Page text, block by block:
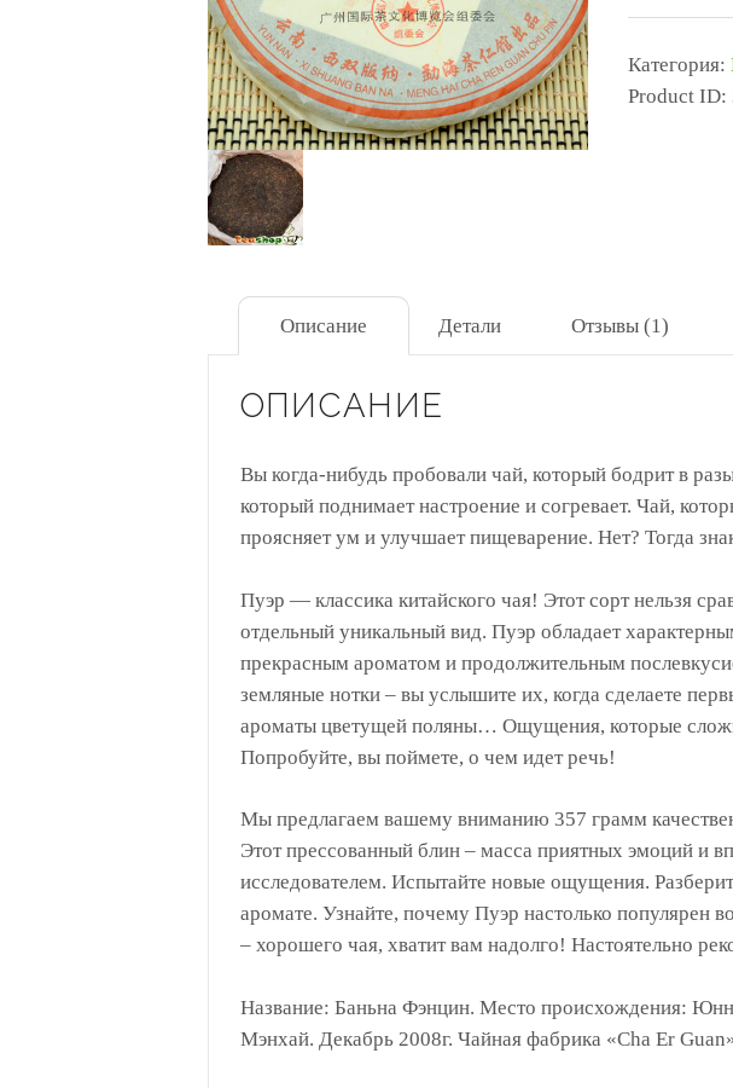
"Баньна
Фэнцин"
Категория:
Product ID:
Описание Детали Отзывы (1)
ОПИСАНИЕ
Вы когда-нибудь пробовали чай, который бодрит в
который поднимает настроение и согревает. Чай,
проясняет ум и улучшает пищеварение. Нет? Тогда
Пуэр — классика китайского чая! Этот сорт нельзя
отдельный уникальный вид. Пуэр обладает
прекрасным ароматом и продолжительным
земляные нотки – вы услышите их, когда сделаете
ароматы цветущей поляны… Ощущения, которые
Попробуйте, вы поймете, о чем идет речь!
Мы предлагаем вашему вниманию 357 грамм
Этот прессованный блин – масса приятных эмоций и
исследователем. Испытайте новые ощущения.
аромате. Узнайте, почему Пуэр настолько популярен
– хорошего чая, хватит вам надолго! Настоятельно
Название: Баньна Фэнцин. Место происхождения:
Мэнхай. Декабрь 2008г. Чайная фабрика «Cha Er